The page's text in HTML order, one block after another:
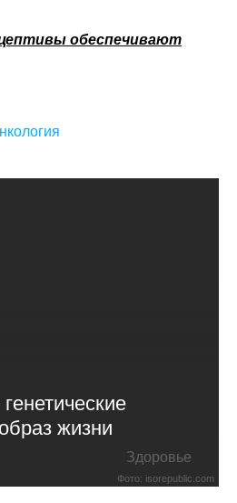
обеспечивают
жизни
Здоровье
Фото: isorepublic.com